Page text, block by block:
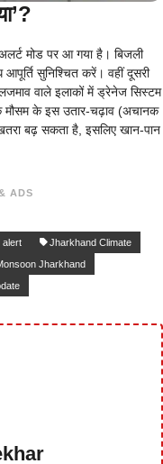
मोड पर आ गया है। बिजली
आपूर्ति सुनिश्चित करें। वहीं दूसरी
वाले इलाकों में ड्रेनेज सिस्टम
मौसम के इस उतार-चढ़ाव (अचानक
बढ़ सकता है, इसलिए खान-पान
ADS
alert
Jharkhand Climate
Jharkhand